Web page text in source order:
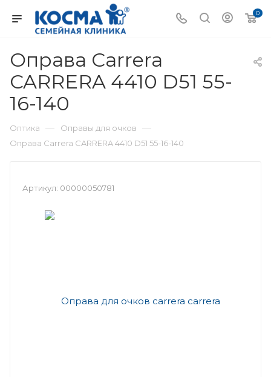
0
Оправа Carrera
CARRERA 4410 D51 55-
16-140
Оптика — Оправы для очков —
Оправа Carrera CARRERA 4410 D51 55-16-140
Артикул: 00000050781